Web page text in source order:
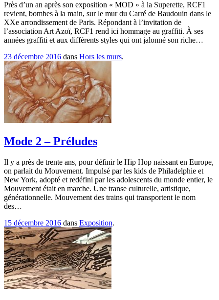
Près d’un an après son exposition « MOD » à la Superette, RCF1
revient, bombes à la main, sur le mur du Carré de Baudouin dans le
XXe arrondissement de Paris. Répondant à l’invitation de
l’association Art Azoï, RCF1 rend ici hommage au graffiti. À ses
années graffiti et aux différents styles qui ont jalonné son riche…
23 décembre 2016 dans Hors les murs.
Mode 2 – Préludes
Il y a près de trente ans, pour définir le Hip Hop naissant en Europe,
on parlait du Mouvement. Impulsé par les kids de Philadelphie et
New York, adopté et redéfini par les adolescents du monde entier, le
Mouvement était en marche. Une transe culturelle, artistique,
générationnelle. Mouvement des trains qui transportent le nom
des…
15 décembre 2016 dans Exposition.